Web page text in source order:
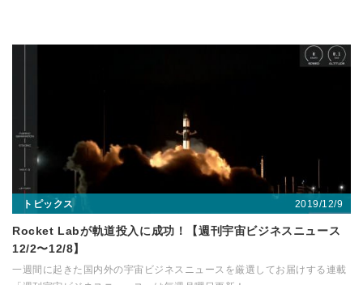
トピックス 2019/12/9
Rocket Labが軌道投入に成功！【週刊宇宙ビジネスニュース
12/2〜12/8】
一週間に起きた国内外の宇宙ビジネスニュースを厳選してお届けする連載